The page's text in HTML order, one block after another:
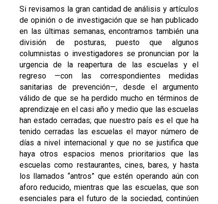
Si revisamos la gran cantidad de análisis y artículos
de opinión o de investigación que se han publicado
en las últimas semanas, encontramos también una
división de posturas, puesto que algunos
columnistas o investigadores se pronuncian por la
urgencia de la reapertura de las escuelas y el
regreso —con las correspondientes medidas
sanitarias de prevención—, desde el argumento
válido de que se ha perdido mucho en términos de
aprendizaje en el casi año y medio que las escuelas
han estado cerradas; que nuestro país es el que ha
tenido cerradas las escuelas el mayor número de
días a nivel internacional y que no se justifica que
haya otros espacios menos prioritarios que las
escuelas como restaurantes, cines, bares, y hasta
los llamados “antros” que estén operando aún con
aforo reducido, mientras que las escuelas, que son
esenciales para el futuro de la sociedad, continúen